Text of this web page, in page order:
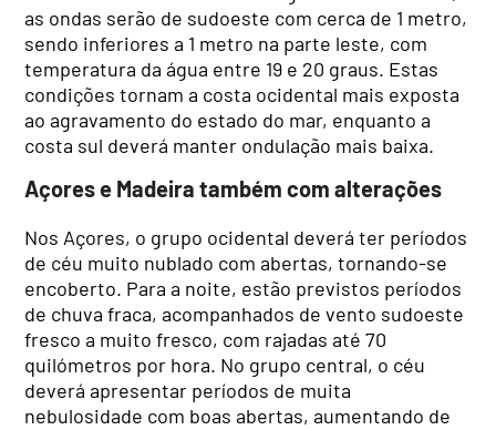
as ondas serão de sudoeste com cerca de 1 metro,
sendo inferiores a 1 metro na parte leste, com
temperatura da água entre 19 e 20 graus. Estas
condições tornam a costa ocidental mais exposta
ao agravamento do estado do mar, enquanto a
costa sul deverá manter ondulação mais baixa.
Açores e Madeira também com alterações
Nos Açores, o grupo ocidental deverá ter períodos
de céu muito nublado com abertas, tornando-se
encoberto. Para a noite, estão previstos períodos
de chuva fraca, acompanhados de vento sudoeste
fresco a muito fresco, com rajadas até 70
quilómetros por hora. No grupo central, o céu
deverá apresentar períodos de muita
nebulosidade com boas abertas, aumentando de